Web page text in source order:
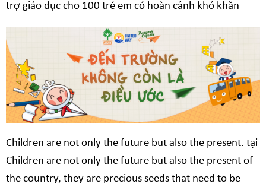
trợ giáo dục cho 100 trẻ em có hoàn cảnh khó khăn
Children are not only the future but also the present. tại
Children are not only the future but also the present of
the country, they are precious seeds that need to be